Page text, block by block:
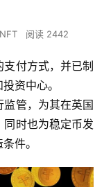
NFT 阅读 2442
付方式，并已制
资中心。
管，为其在英国
时也为稳定币发
件。